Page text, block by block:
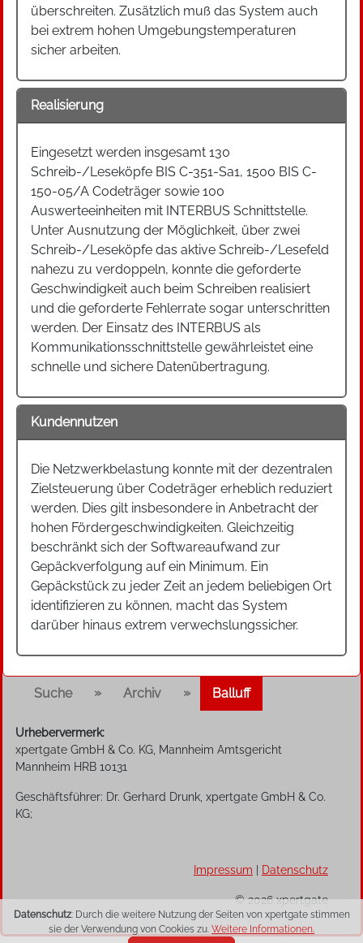
überschreiten. Zusätzlich muß das System auch
bei extrem hohen Umgebungstemperaturen
sicher arbeiten.
Realisierung
Eingesetzt werden insgesamt 130
Schreib-/Leseköpfe BIS C-351-Sa1, 1500 BIS C-
150-05/A Codeträger sowie 100
Auswerteeinheiten mit INTERBUS Schnittstelle.
Unter Ausnutzung der Möglichkeit, über zwei
Schreib-/Leseköpfe das aktive Schreib-/Lesefeld
nahezu zu verdoppeln, konnte die geforderte
Geschwindigkeit auch beim Schreiben realisiert
und die geforderte Fehlerrate sogar unterschritten
werden. Der Einsatz des INTERBUS als
Kommunikationsschnittstelle gewährleistet eine
schnelle und sichere Datenübertragung.
Kundennutzen
Die Netzwerkbelastung konnte mit der dezentralen
Zielsteuerung über Codeträger erheblich reduziert
werden. Dies gilt insbesondere in Anbetracht der
hohen Fördergeschwindigkeiten. Gleichzeitig
beschränkt sich der Softwareaufwand zur
Gepäckverfolgung auf ein Minimum. Ein
Gepäckstück zu jeder Zeit an jedem beliebigen Ort
identifizieren zu können, macht das System
darüber hinaus extrem verwechslungssicher.
Suche » Archiv » Balluff
Urhebervermerk:
xpertgate GmbH & Co. KG, Mannheim Amtsgericht
Mannheim HRB 10131
Geschäftsführer: Dr. Gerhard Drunk, xpertgate GmbH & Co.
KG;
Impressum | Datenschutz
© 2026 xpertgate
Datenschutz: Durch die weitere Nutzung der Seiten von xpertgate stimmen
sie der Verwendung von Cookies zu. Weitere Informationen.